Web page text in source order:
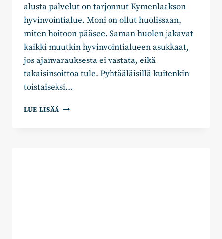
alusta palvelut on tarjonnut Kymenlaakson
hyvinvointialue. Moni on ollut huolissaan,
miten hoitoon pääsee. Saman huolen jakavat
kaikki muutkin hyvinvointialueen asukkaat,
jos ajanvarauksesta ei vastata, eikä
takaisinsoittoa tule. Pyhtääläisillä kuitenkin
toistaiseksi…
LUE LISÄÄ MERVI